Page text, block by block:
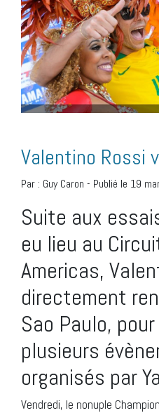
Valentino Rossi
Par : Guy Caron - Publié le 19
Suite aux
eu lieu au
Americas,
directement
Sao Paulo,
plusieurs
organisés par
Vendredi, le nonuple